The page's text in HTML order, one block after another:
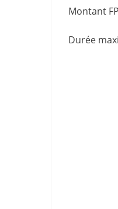
Montant
Durée